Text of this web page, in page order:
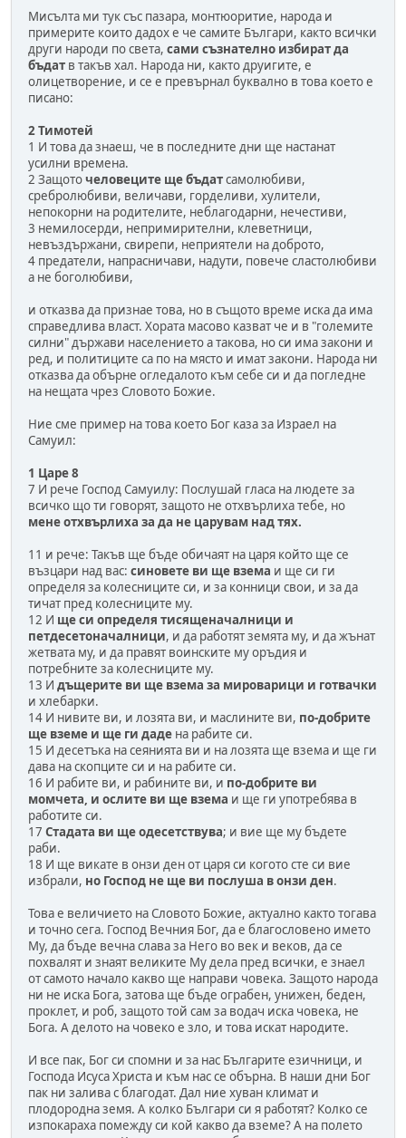
Мисълта ми тук със пазара, монтюоритие, народа и
примерите които дадох е че самите Българи, както всички
други народи по света, сами съзнателно избират да
бъдат в такъв хал. Народа ни, както друигите, е
олицетворение, и се е превърнал буквално в това което e
писано:
2 Тимотей
1 И това да знаеш, че в последните дни ще настанат
усилни времена.
2 Защоточеловеците ще бъдатсамолюбиви,
сребролюбиви, величави, горделиви, хулители,
непокорни на родителите, неблагодарни, нечестиви,
3 немилосерди, непримирителни, клеветници,
невъздържани, свирепи, неприятели на доброто,
4 предатели, напрасничави, надути, повече сластолюбиви
а не боголюбиви,
и отказва да признае това, но в същото време иска да има
справедлива власт. Хората масово казват че и в "големите
силни" държави населението а такова, но си има закони и
ред, и политиците са по на място и имат закони. Народа ни
отказва да обърне огледалото към себе си и да погледне
на нещата чрез Словото Божие.
Ние сме пример на това което Бог каза за Израел на
Самуил:
1 Царе 8
7 И рече Господ Самуилу: Послушай гласа на людете за
всичко що ти говорят, защото не отхвърлиха тебе, но
мене отхвърлиха за да не царувам над тях.
11 и рече: Такъв ще бъде обичаят на царя който ще се
възцари над вас: синовете ви ще взема и ще си ги
определя за колесниците си, и за конници свои, и за да
тичат пред колесниците му.
12 И ще си определя тисященачалници и
петдесетоначалници, и да работят земята му, и да жънат
жетвата му, и да правят воинските му оръдия и
потребните за колесниците му.
13 И дъщерите ви ще взема за мироварици и готвачки
и хлебарки.
14 И нивите ви, и лозята ви, и маслините ви, по-добрите
ще вземе и ще ги даде на рабите си.
15 И десетъка на сеянията ви и на лозята ще взема и ще ги
дава на скопците си и на рабите си.
16 И рабите ви, и рабините ви, и по-добрите ви
момчета, и ослите ви ще взема и ще ги употребява в
работите си.
17 Стадата ви ще одесетствува; и вие ще му бъдете
раби.
18 И ще викате в онзи ден от царя си когото сте си вие
избрали, но Господ не ще ви послуша в онзи ден.
Това е величието на Словото Божие, актуално както тогава
и точно сега. Господ Вечния Бог, да е благословено името
Му, да бъде вечна слава за Него во век и веков, да се
похвалят и знаят великите Му дела пред всички, е знаел
от самото начало какво ще направи човека. Защото народа
ни не иска Бога, затова ще бъде ограбен, унижен, беден,
проклет, и роб, защото той сам за водач иска човека, не
Бога. А делото на човеко е зло, и това искат народите.
И все пак, Бог си спомни и за нас Българите езичници, и
Господа Исуса Христа и към нас се обърна. В наши дни Бог
пак ни залива с благодат. Дал ние хуван климат и
плодородна земя. А колко Българи си я работят? Колко се
изпокараха помежду си кой какво да вземе? А на полето